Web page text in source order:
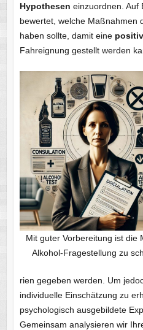
Hypothesen einzuordnen. Auf
bewertet, welche Maßnahmen
haben sollte, damit eine
Fahreignung gestellt werden
Mit guter Vorbereitung ist die
Alkohol-Fragestellung zu
rien gegeben werden. Um
individuelle Einschätzung zu
psychologisch ausgebildete
Gemeinsam analysieren wir